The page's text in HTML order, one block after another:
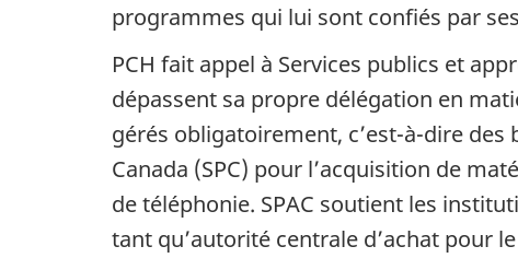
programmes qui lui sont confiés par
PCH fait appel à Services publics et
dépassent sa propre délégation en
gérés obligatoirement, c’est-à-dire des
Canada (SPC) pour l’acquisition de
de téléphonie. SPAC soutient les
tant qu’autorité centrale d’achat pour